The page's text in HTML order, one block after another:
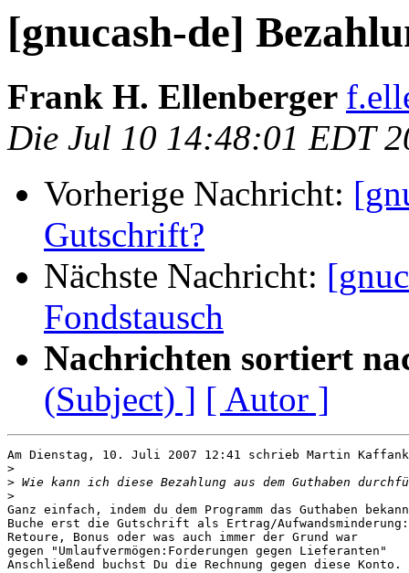
[gnucash-de]
Frank H. Ellenberger
Die Jul 10 14:48:01 EDT
Vorherige Nachricht:
Gutschrift?
Nächste Nachricht:
Fondstausch
Nachrichten sortiert
(Subject) ] [ Autor ]
Am Dienstag, 10. Juli 2007 12:41 schrieb Martin
>
>
>
Ganz einfach, indem du dem Programm das Guthaben
Buche erst die Gutschrift als Ertrag/Aufwandsminderung:
Retoure, Bonus oder was auch immer der Grund war
gegen "Umlaufvermögen:Forderungen gegen Lieferanten"
Anschließend buchst Du die Rechnung gegen diese Konto.